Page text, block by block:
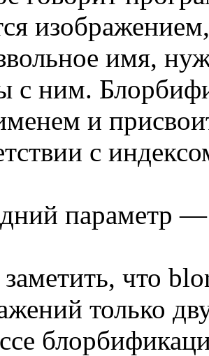
имя,
с ним.
и
с
параметр —
что
только